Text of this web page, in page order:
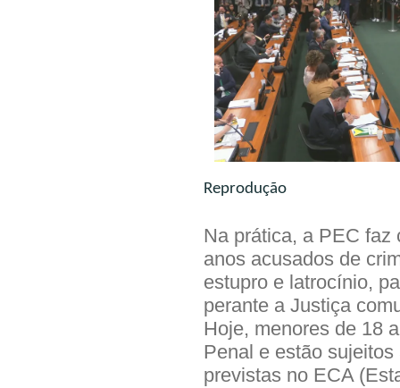
Reprodução
Na prática, a PEC faz
anos acusados de
estupro e latrocínio,
perante a Justiça
Hoje, menores de 18
Penal e estão
previstas no ECA